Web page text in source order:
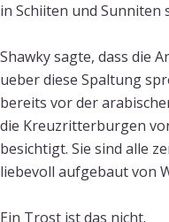
in Schiiten und Sunniten
Shawky sagte, dass die
ueber diese Spaltung
bereits vor der
die Kreuzritterburgen
besichtigt. Sie sind alle
liebevoll aufgebaut von
Ein Trost ist das nicht.